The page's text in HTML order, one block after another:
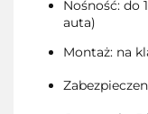
Nośność: do
auta)
Montaż: na